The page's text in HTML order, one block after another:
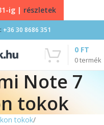
+36 30 8686 351
0termék
0 FT
Note 7
tokok
tokok
ig | részletek